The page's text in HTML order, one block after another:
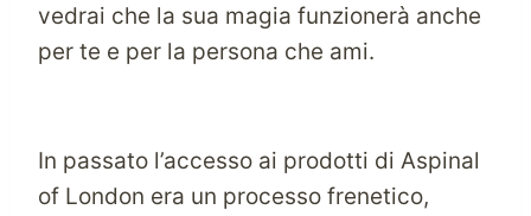
vedrai che la sua magia funzionerà anche
per te e per la persona che ami.
In passato l’accesso ai prodotti di Aspinal
of London era un processo frenetico,